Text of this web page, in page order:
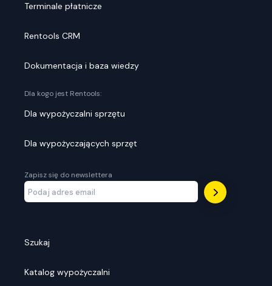
Terminale płatnicze
Rentools CRM
Dokumentacja i baza wiedzy
Dla kogo jest Rentools:
Dla wypożyczalni sprzętu
Dla wypożyczających sprzęt
Zapisz się do newslettera
Szukaj
Katalog wypożyczalni